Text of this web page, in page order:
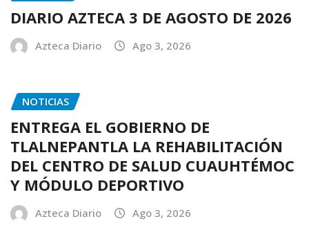
DIARIO AZTECA 3 DE AGOSTO DE 2026
Azteca Diario Ago 3, 2026
NOTICIAS
ENTREGA EL GOBIERNO DE
TLALNEPANTLA LA REHABILITACIÓN
DEL CENTRO DE SALUD CUAUHTÉMOC
Y MÓDULO DEPORTIVO
Azteca Diario Ago 3, 2026